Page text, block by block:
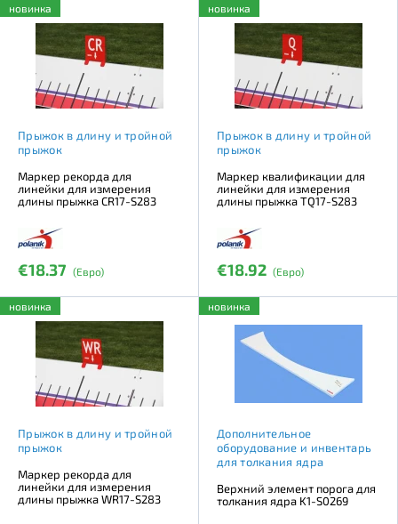
новинка
Прыжок в длину и тройной
прыжок
Маркер рекорда для
линейки для измерения
длины прыжка CR17-S283
€18.37 (Евро)
новинка
Прыжок в длину и тройной
прыжок
Маркер квалификации для
линейки для измерения
длины прыжка TQ17-S283
€18.92 (Евро)
новинка
Прыжок в длину и тройной
прыжок
Маркер рекорда для
линейки для измерения
длины прыжка WR17-S283
новинка
Дополнительное
оборудование и инвентарь
для толкания ядра
Верхний элемент порога для
толкания ядра K1-S0269